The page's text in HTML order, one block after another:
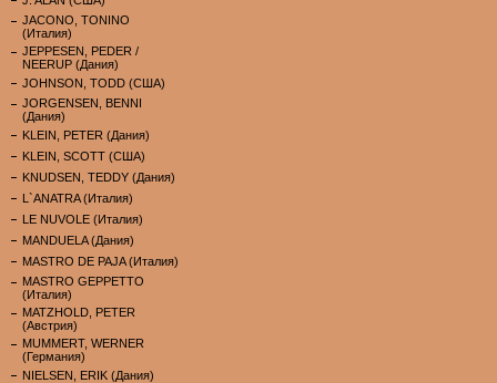
JACONO, TONINO
(Италия)
JEPPESEN, PEDER /
NEERUP (Дания)
JOHNSON, TODD (США)
JORGENSEN, BENNI
(Дания)
KLEIN, PETER (Дания)
KLEIN, SCOTT (США)
KNUDSEN, TEDDY (Дания)
L`ANATRA (Италия)
LE NUVOLE (Италия)
MANDUELA (Дания)
MASTRO DE PAJA (Италия)
MASTRO GEPPETTO
(Италия)
MATZHOLD, PETER
(Австрия)
MUMMERT, WERNER
(Германия)
NIELSEN, ERIK (Дания)